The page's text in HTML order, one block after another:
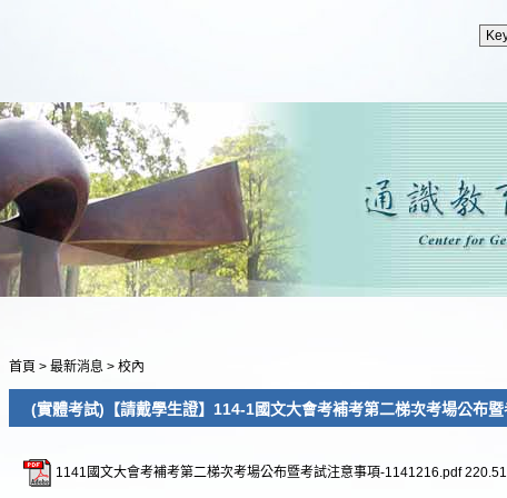
首頁 > 最新消息 > 校內
(實體考試)【請戴學生證】114-1國文大會考補考第二梯次考場公布
1141國文大會考補考第二梯次考場公布暨考試注意事項-1141216.pdf